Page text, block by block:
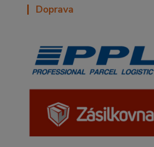
| Doprava